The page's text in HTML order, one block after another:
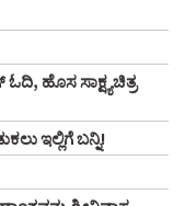
ಹೊಸ ಸಾಕ್ಷ್ಯಚಿತ್ರ
ಇಲ್ಲಿಗೆ ಬನ್ನಿ!